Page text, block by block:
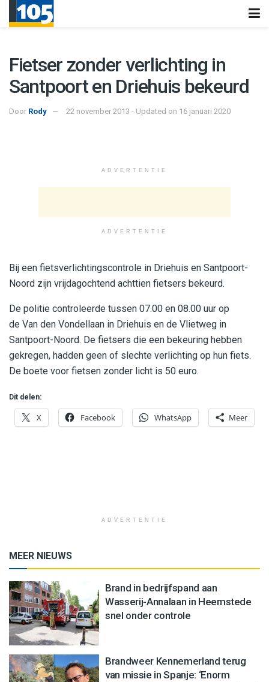
Fietser zonder verlichting in
Santpoort en Driehuis bekeurd
Door Rody 22 november 2013 - Updated on 16 januari 2020
ADVERTENTIE
ADVERTENTIE
Bij een fietsverlichtingscontrole in Driehuis en Santpoort-
Noord zijn vrijdagochtend achttien fietsers bekeurd.
De politie controleerde tussen 07.00 en 08.00 uur op
de Van den Vondellaan in Driehuis en de Vlietweg in
Santpoort-Noord. De fietsers die een bekeuring hebben
gekregen, hadden geen of slechte verlichting op hun fiets.
De boete voor fietsen zonder licht is 50 euro.
Dit delen:
X Facebook WhatsApp Meer
ADVERTENTIE
MEER NIEUWS
Brand in bedrijfspand aan
Wasserij-Annalaan in Heemstede
snel onder controle
Brandweer Kennemerland terug
van missie in Spanje: ‘Enorm